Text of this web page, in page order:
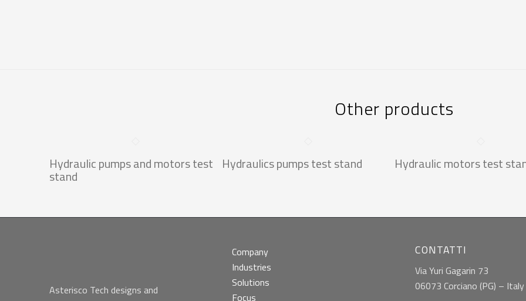
Other products
Hydraulic pumps and motors test
stand
Hydraulics pumps test stand Hydraulic motors test
Asterisco Tech designs and
Company
Industries
Solutions
Focus
CONTATTI
Via Yuri Gagarin 73
06073 Corciano (PG) – Italy